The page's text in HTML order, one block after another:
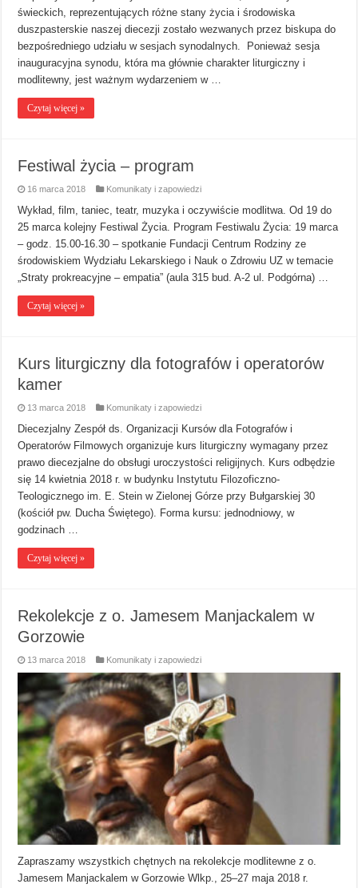
świeckich, reprezentujących różne stany życia i środowiska
duszpasterskie naszej diecezji zostało wezwanych przez biskupa do
bezpośredniego udziału w sesjach synodalnych. Ponieważ sesja
inauguracyjna synodu, która ma głównie charakter liturgiczny i
modlitewny, jest ważnym wydarzeniem w …
Czytaj więcej »
Festiwal życia – program
16 marca 2018 Komunikaty i zapowiedzi
Wykład, film, taniec, teatr, muzyka i oczywiście modlitwa. Od 19 do
25 marca kolejny Festiwal Życia. Program Festiwalu Życia: 19 marca
– godz. 15.00-16.30 – spotkanie Fundacji Centrum Rodziny ze
środowiskiem Wydziału Lekarskiego i Nauk o Zdrowiu UZ w temacie
„Straty prokreacyjne – empatia” (aula 315 bud. A-2 ul. Podgórna) …
Czytaj więcej »
Kurs liturgiczny dla fotografów i operatorów
kamer
13 marca 2018 Komunikaty i zapowiedzi
Diecezjalny Zespół ds. Organizacji Kursów dla Fotografów i
Operatorów Filmowych organizuje kurs liturgiczny wymagany przez
prawo diecezjalne do obsługi uroczystości religijnych. Kurs odbędzie
się 14 kwietnia 2018 r. w budynku Instytutu Filozoficzno-
Teologicznego im. E. Stein w Zielonej Górze przy Bułgarskiej 30
(kościół pw. Ducha Świętego). Forma kursu: jednodniowy, w
godzinach …
Czytaj więcej »
Rekolekcje z o. Jamesem Manjackalem w
Gorzowie
13 marca 2018 Komunikaty i zapowiedzi
Zapraszamy wszystkich chętnych na rekolekcje modlitewne z o.
Jamesem Manjackalem w Gorzowie Wlkp., 25–27 maja 2018 r.